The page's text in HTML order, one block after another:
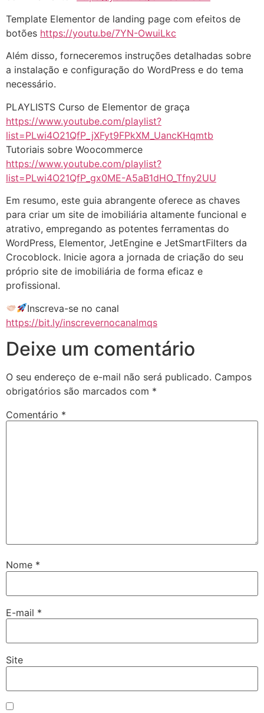
Template Elementor de landing page com efeitos de
botões https://youtu.be/7YN-OwuiLkc
Além disso, forneceremos instruções detalhadas sobre
a instalação e configuração do WordPress e do tema
necessário.
PLAYLISTS Curso de Elementor de graça
https://www.youtube.com/playlist?
list=PLwi4O21QfP_jXFyt9FPkXM_UancKHqmtb
Tutoriais sobre Woocommerce
https://www.youtube.com/playlist?
list=PLwi4O21QfP_gx0ME-A5aB1dHO_Tfny2UU
Em resumo, este guia abrangente oferece as chaves
para criar um site de imobiliária altamente funcional e
atrativo, empregando as potentes ferramentas do
WordPress, Elementor, JetEngine e JetSmartFilters da
Crocoblock. Inicie agora a jornada de criação do seu
próprio site de imobiliária de forma eficaz e
profissional.
Inscreva-se no canal
https://bit.ly/inscrevernocanalmqs
Deixe um comentário
O seu endereço de e-mail não será publicado. Campos
obrigatórios são marcados com *
Comentário *
Nome *
E-mail *
Site